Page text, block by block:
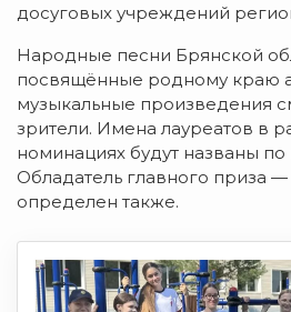
досуговых учреждений
Народные песни Брянской
посвящённые родному краю
музыкальные произведения
зрители. Имена лауреатов в
номинациях будут названы по
Обладатель главного приза
определен также.